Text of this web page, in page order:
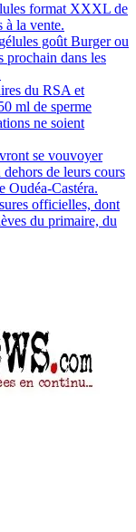
format XXXL de
à la vente.
goût Burger ou
prochain dans les
du RSA et
ml de sperme
ne soient
se vouvoyer
de leurs cours
Oudéa-Castéra.
officielles, dont
du primaire, du